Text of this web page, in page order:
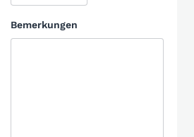
Bemerkungen